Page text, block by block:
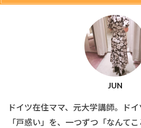
JUN
ドイツ在住ママ、元大学講師。ド
「戸惑い」を、一つずつ「なんて